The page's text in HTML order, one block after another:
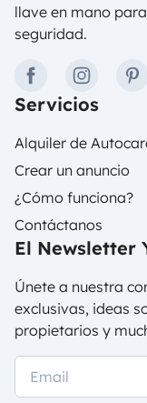
llave en mano
seguridad.
facebookinstagram
Servicios
Alquiler de
Crear un anuncio
¿Cómo funciona?
Contáctanos
El Newsletter
Únete a nuestra
exclusivas, ideas
propietarios y